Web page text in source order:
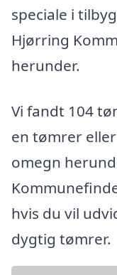
speciale i
Hjørring
herunder.
Vi fandt 104
en tømrer
omegn
hvis du vil
dygtig tømrer.